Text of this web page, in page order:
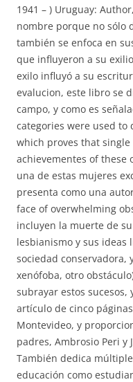
1941 – ) Uruguay:
nombre porque no sólo
también se enfoca en
que influyeron a su
exilo influyó a su
evalucion, este libro se
campo, y como es
categories were used to
which proves that
achievementes of these
una de estas mujeres
presenta como una
face of overwhelming
incluyen la muerte de
lesbianismo y sus ideas
sociedad conservadora,
xenófoba, otro
subrayar estos
artículo de cinco
Montevideo, y
padres, Ambrosio Peri y
También dedica
educación como